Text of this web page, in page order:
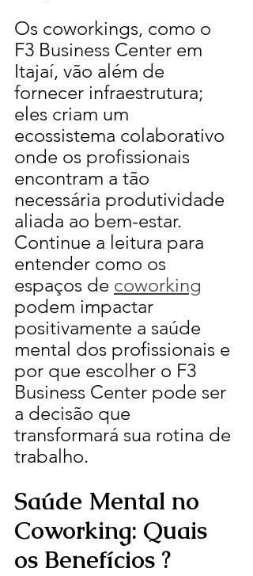
Os coworkings, como o
F3 Business Center em
Itajaí, vão além de
fornecer infraestrutura;
eles criam um
ecossistema colaborativo
onde os profissionais
encontram a tão
necessária produtividade
aliada ao bem-estar.
Continue a leitura para
entender como os
espaços de coworking
podem impactar
positivamente a saúde
mental dos profissionais e
por que escolher o F3
Business Center pode ser
a decisão que
transformará sua rotina de
trabalho.
Saúde Mental no
Coworking: Quais
os Benefícios ?